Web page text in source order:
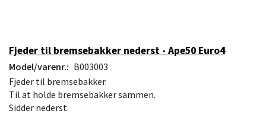
Fjeder til bremsebakker nederst - Ape50 Euro4
Model/varenr.: B003003
Fjeder til bremsebakker.
Til at holde bremsebakker sammen.
Sidder nederst.